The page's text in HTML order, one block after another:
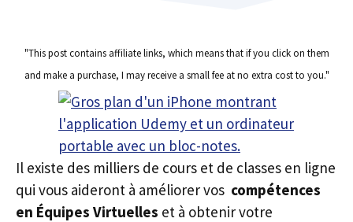
"This post contains affiliate links, which means that if you click on them
and make a purchase, I may receive a small fee at no extra cost to you."
Il existe des milliers de cours et de classes en ligne
qui vous aideront à améliorer vos compétences
en Équipes Virtuelles et à obtenir votre